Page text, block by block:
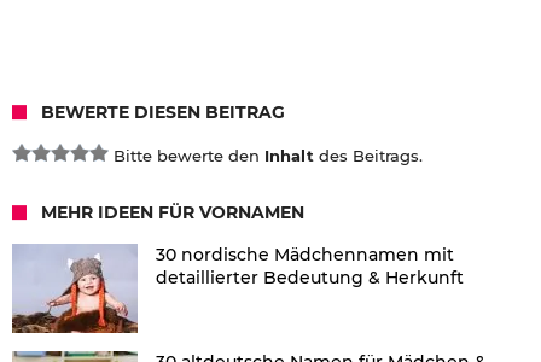
BEWERTE DIESEN BEITRAG
Bitte bewerte den Inhalt des Beitrags.
MEHR IDEEN FÜR VORNAMEN
30 nordische Mädchennamen mit
detaillierter Bedeutung & Herkunft